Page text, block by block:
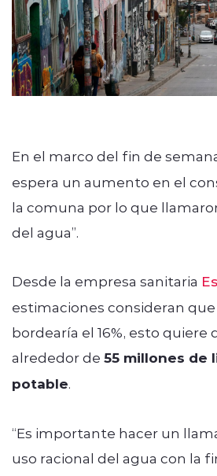
En el marco del fin de
espera un aumento en el
la comuna por lo que
del agua”.
Desde la empresa sanitaria
estimaciones consideran
bordearía el 16%, esto quiere
alrededor de 55 millones de
potable.
“Es importante hacer un
uso racional del agua con la